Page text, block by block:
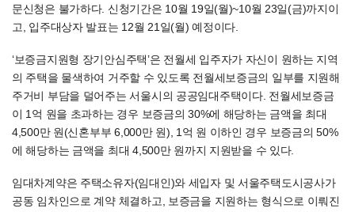
문신청은 불가하다. 신청기간은 10월 19일(월)~10월 23일(금)까지이
고, 입주대상자 발표는 12월 21일(월) 예정이다.
‘보증금지원형 장기안심주택’은 전월세 입주자가 자신이 원하는 지역
의 주택을 물색하여 거주할 수 있도록 전월세보증금의 일부를 지원해
주거비 부담을 덜어주는 서울시의 공공임대주택이다. 전월세보증금
이 1억 원을 초과하는 경우 보증금의 30%에 해당하는 금액을 최대
4,500만 원(신혼부부 6,000만 원), 1억 원 이하인 경우 보증금의 50%
에 해당하는 금액을 최대 4,500만 원까지 지원받을 수 있다.
임대차계약은 주택소유자(임대인)와 세입자 및 서울주택도시공사가
공동 임차인으로 계약 체결하고, 보증금을 지원하는 형식으로 이뤄진